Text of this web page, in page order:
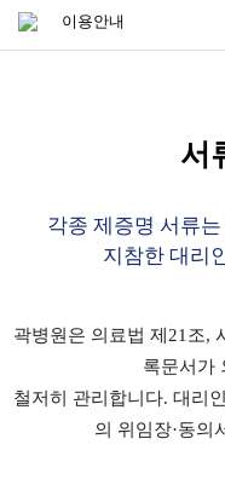
서
각종 제증명 서류
지참한 대리
곽병원은 의료법 제21조,
록문서가
철저히 관리합니다. 대리
의 위임장·동의